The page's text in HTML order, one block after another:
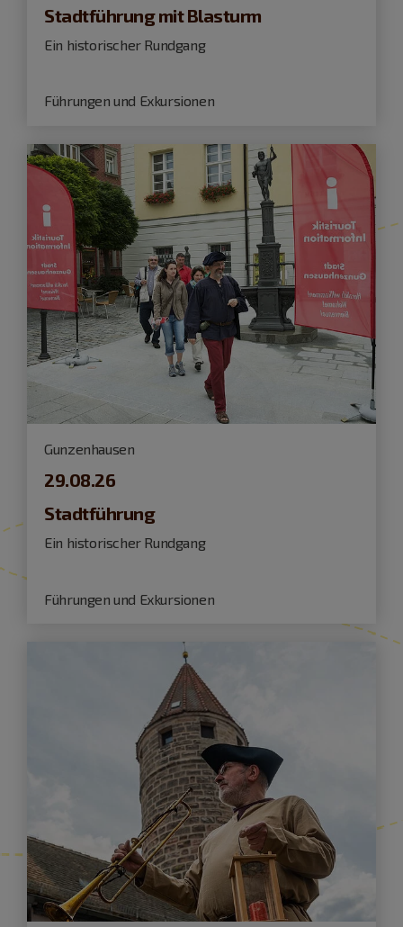
Stadtführung mit Blasturm
Ein historischer Rundgang
Führungen und Exkursionen
Gunzenhausen
29.08.26
Stadtführung
Ein historischer Rundgang
Führungen und Exkursionen